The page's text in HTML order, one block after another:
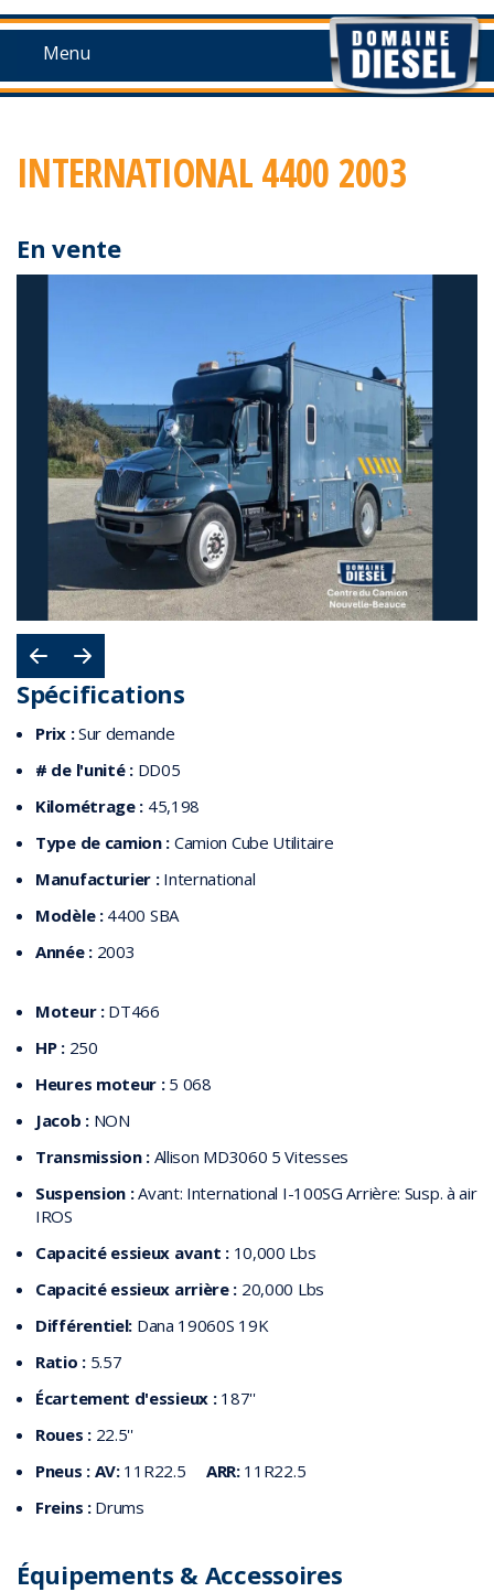
Skip
to
contentMenu
INTERNATIONAL 4400 2003
En vente
Spécifications
Prix :Sur demande
# de l'unité :DD05
Kilométrage : 45,198
Type de camion : Camion Cube Utilitaire
Manufacturier :International
Modèle :4400 SBA
Année :2003
Moteur :DT466
HP :250
Heures moteur :5 068
Jacob :NON
Transmission :Allison MD3060 5 Vitesses
Suspension :Avant: International I-100SG Arrière: Susp. à air
IROS
Capacité essieux avant :10,000 Lbs
Capacité essieux arrière : 20,000 Lbs
Différentiel: Dana 19060S 19K
Ratio :5.57
Écartement d'essieux :187''
Roues :22.5''
Pneus : AV:11R22.5 ARR:11R22.5
Freins :Drums
Équipements & Accessoires